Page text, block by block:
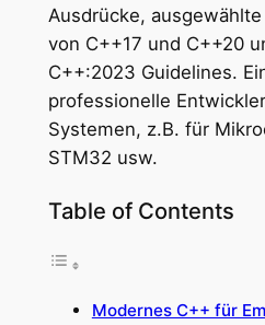
Ausdrücke,
von C++17 und C++20
C++:2023 Guidelines.
professionelle
Systemen, z.B. für
STM32 usw.
Table of Contents
Modernes C++ für